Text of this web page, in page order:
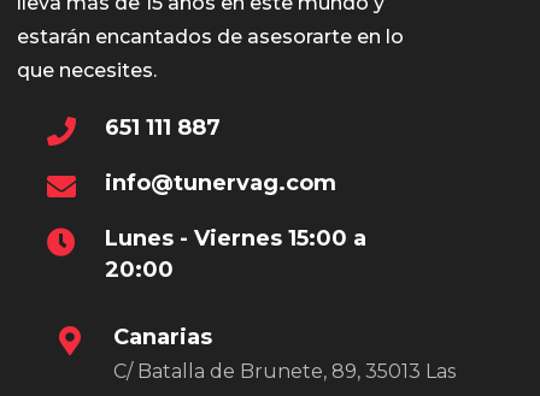
estarán encantados de asesorarte en lo
que necesites.
651 111 887
info@tunervag.com
Lunes - Viernes 15:00 a
20:00
Canarias
C/ Batalla de Brunete, 89, 35013 Las